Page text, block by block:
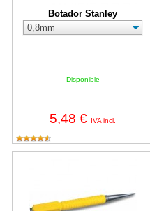
Botador Stanley
Disponible
5,48 € IVA incl.